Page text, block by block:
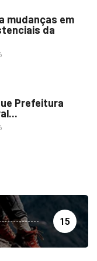
mudanças em
da
Prefeitura
15